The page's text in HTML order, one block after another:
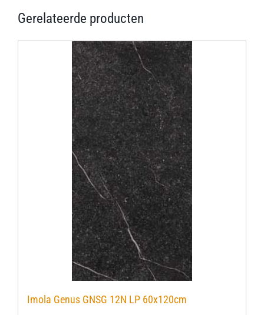
Gerelateerde producten
Imola Genus GNSG 12N LP 60x120cm